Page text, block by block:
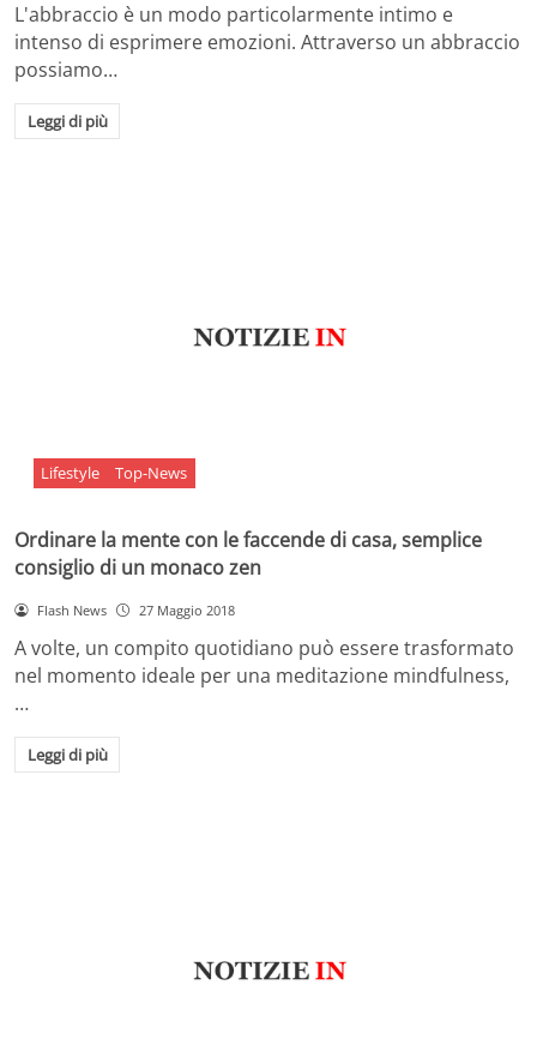
L'abbraccio è un modo particolarmente intimo e
intenso di esprimere emozioni. Attraverso un abbraccio
possiamo…
Leggi di più
Lifestyle Top-News
Ordinare la mente con le faccende di casa, semplice
consiglio di un monaco zen
Flash News 27 Maggio 2018
A volte, un compito quotidiano può essere trasformato
nel momento ideale per una meditazione mindfulness,
…
Leggi di più